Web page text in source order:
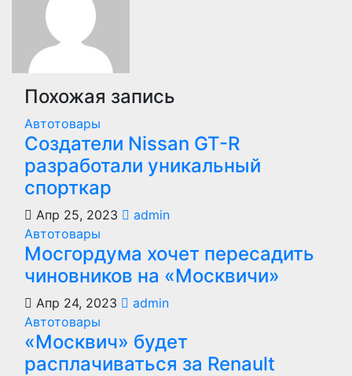
Похожая запись
Автотовары
Создатели Nissan GT-R
разработали уникальный
спорткар
Апр 25, 2023
admin
Автотовары
Мосгордума хочет пересадить
чиновников на «Москвичи»
Апр 24, 2023
admin
Автотовары
«Москвич» будет
расплачиваться за Renault